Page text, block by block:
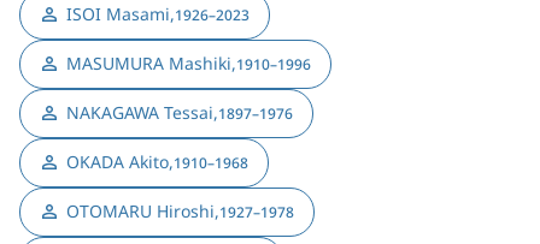
ISOI Masami,1926–2023
MASUMURA Mashiki,1910–1996
NAKAGAWA Tessai,1897–1976
OKADA Akito,1910–1968
OTOMARU Hiroshi,1927–1978